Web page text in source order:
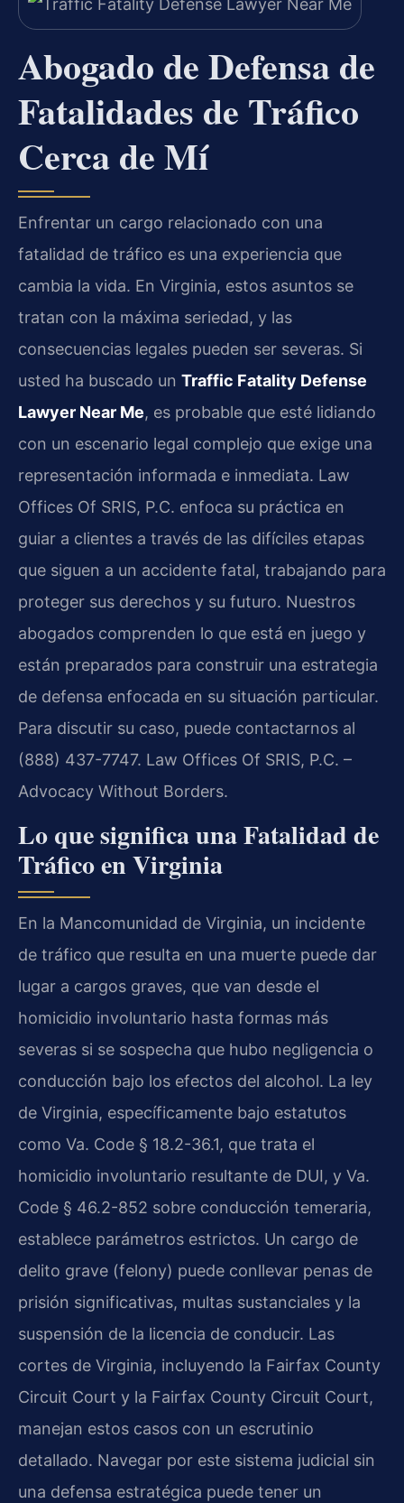
Abogado de Defensa de
Fatalidades de Tráfico
Cerca de Mí
Enfrentar un cargo relacionado con una
fatalidad de tráfico es una experiencia que
cambia la vida. En Virginia, estos asuntos se
tratan con la máxima seriedad, y las
consecuencias legales pueden ser severas. Si
usted ha buscado un Traffic Fatality Defense
Lawyer Near Me, es probable que esté lidiando
con un escenario legal complejo que exige una
representación informada e inmediata. Law
Offices Of SRIS, P.C. enfoca su práctica en
guiar a clientes a través de las difíciles etapas
que siguen a un accidente fatal, trabajando para
proteger sus derechos y su futuro. Nuestros
abogados comprenden lo que está en juego y
están preparados para construir una estrategia
de defensa enfocada en su situación particular.
Para discutir su caso, puede contactarnos al
(888) 437-7747. Law Offices Of SRIS, P.C. –
Advocacy Without Borders.
Lo que significa una Fatalidad de
Tráfico en Virginia
En la Mancomunidad de Virginia, un incidente
de tráfico que resulta en una muerte puede dar
lugar a cargos graves, que van desde el
homicidio involuntario hasta formas más
severas si se sospecha que hubo negligencia o
conducción bajo los efectos del alcohol. La ley
de Virginia, específicamente bajo estatutos
como Va. Code § 18.2-36.1, que trata el
homicidio involuntario resultante de DUI, y Va.
Code § 46.2-852 sobre conducción temeraria,
establece parámetros estrictos. Un cargo de
delito grave (felony) puede conllevar penas de
prisión significativas, multas sustanciales y la
suspensión de la licencia de conducir. Las
cortes de Virginia, incluyendo la Fairfax County
Circuit Court y la Fairfax County Circuit Court,
manejan estos casos con un escrutinio
detallado. Navegar por este sistema judicial sin
una defensa estratégica puede tener un